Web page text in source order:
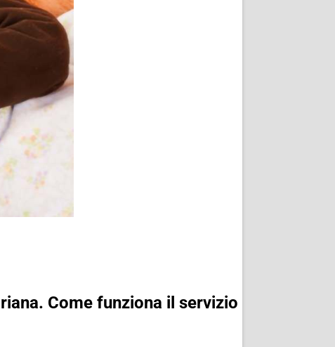
Come funziona il servizio